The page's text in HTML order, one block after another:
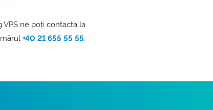
ne poți contacta la
+40 21 655 55 55.